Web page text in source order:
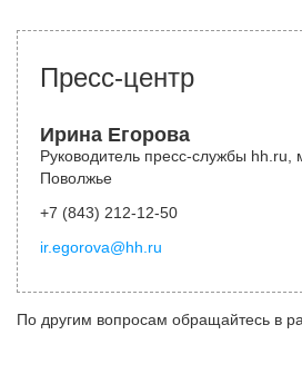
Пресс-центр
Ирина Егорова
Руководитель пресс-службы hh.ru,
Поволжье
+7 (843) 212-12-50
ir.egorova@hh.ru
По другим вопросам обращайтесь в